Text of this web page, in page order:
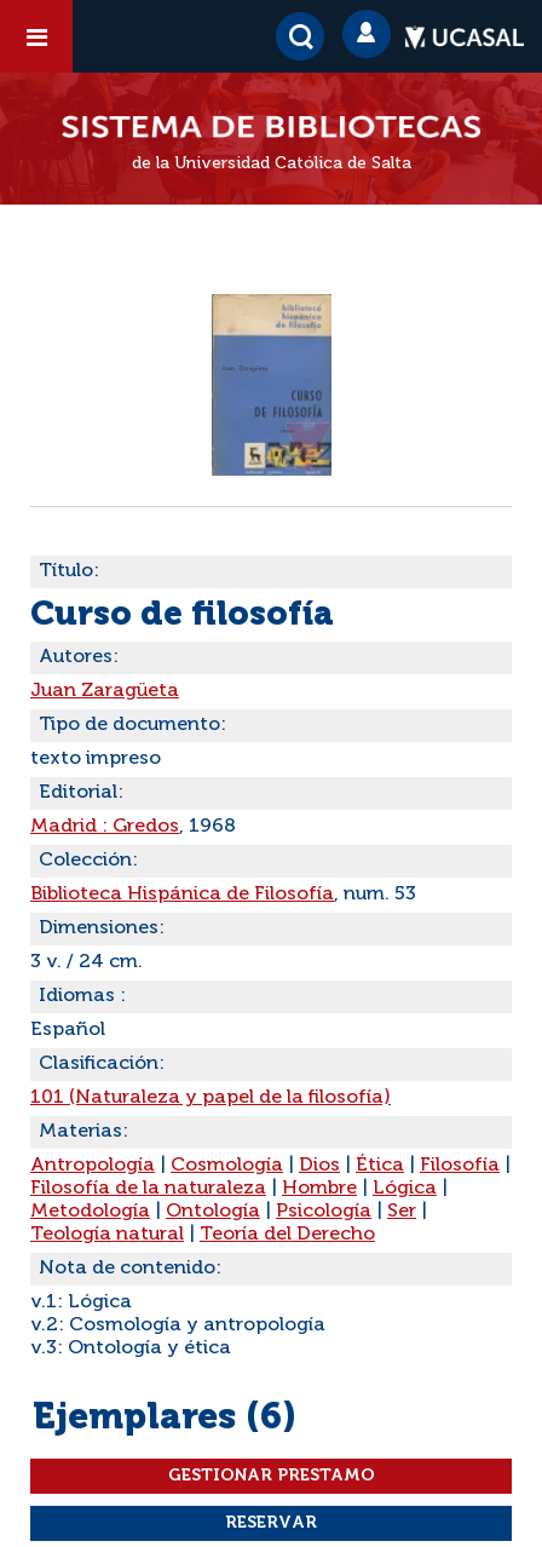
de la Universidad Católica de Salta
Título:
Curso de filosofía
Autores:
Juan Zaragüeta
Tipo de documento:
texto impreso
Editorial:
Madrid : Gredos, 1968
Colección:
Biblioteca Hispánica de Filosofía, num. 53
Dimensiones:
3 v. / 24 cm.
Idiomas :
Español
Clasificación:
101 (Naturaleza y papel de la filosofía)
Materias:
Antropología
Cosmología Dios Ética Filosofía
Filosofía de la naturaleza
Hombre Lógica
Metodología
Ontología Psicología Ser
Teología natural
Teoría del Derecho
Nota de contenido:
v.1: Lógica
v.2: Cosmología y antropología
v.3: Ontología y ética
Ejemplares (6)